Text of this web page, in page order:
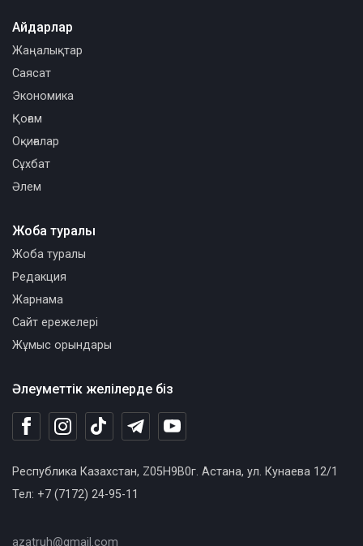
Әлеуметтік желілерде біз
Республика Казахстан, Z05H9B0г. Астана, ул. Кунаева 12/1
Тел: +7 (7172) 24-95-11
azatruh@gmail.com
Айдарлар
Жаңалықтар
Саясат
Экономика
Қоғам
Оқиғалар
Сұхбат
Әлем
Жоба туралы
Жоба туралы
Редакция
Жарнама
Сайт ережелері
Жұмыс орындары